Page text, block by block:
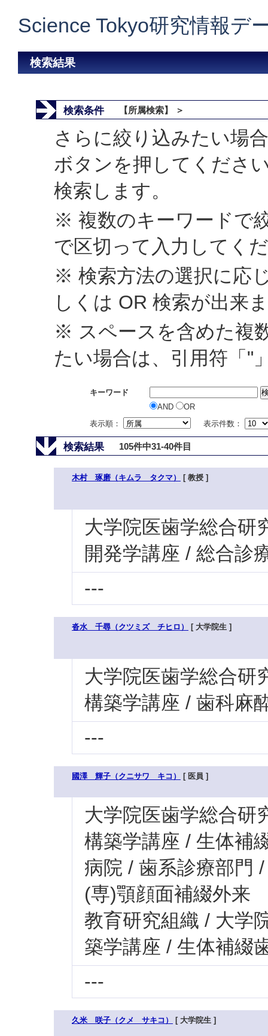
Science Tokyo研究情報デ
検索結果
検索条件 【所属検索】 ＞
さらに絞り込みたい場
ボタンを押してくださ
検索します。
※ 複数のキーワードで
で区切って入力してく
※ 検索方法の選択に応
しくは OR 検索が出来
※ スペースを含めた複
たい場合は、引用符「"
キーワード
AND
OR
表示順：
表示件数：
検索結果 105件中31-40件目
木村 琢磨（キムラ タクマ） [ 教授 ]
大学院医歯学総合研
開発学講座 / 総合診
---
沓水 千尋（クツミズ チヒロ） [ 大学院生 ]
大学院医歯学総合研
構築学講座 / 歯科麻
---
國澤 輝子（クニサワ キコ） [ 医員 ]
大学院医歯学総合研
構築学講座 / 生体補
病院 / 歯系診療部門
(専)顎顔面補綴外来
教育研究組織 / 大学
築学講座 / 生体補綴
---
久米 咲子（クメ サキコ） [ 大学院生 ]